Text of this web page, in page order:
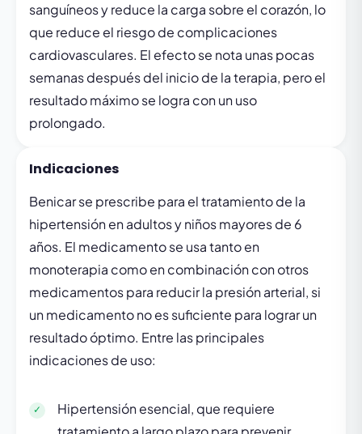
sanguíneos y reduce la carga sobre el corazón, lo
que reduce el riesgo de complicaciones
cardiovasculares. El efecto se nota unas pocas
semanas después del inicio de la terapia, pero el
resultado máximo se logra con un uso
prolongado.
Indicaciones
Benicar se prescribe para el tratamiento de la
hipertensión en adultos y niños mayores de 6
años. El medicamento se usa tanto en
monoterapia como en combinación con otros
medicamentos para reducir la presión arterial, si
un medicamento no es suficiente para lograr un
resultado óptimo. Entre las principales
indicaciones de uso:
Hipertensión esencial, que requiere